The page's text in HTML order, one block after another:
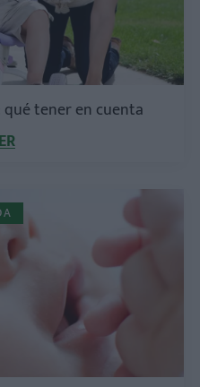
qué tener en cuenta